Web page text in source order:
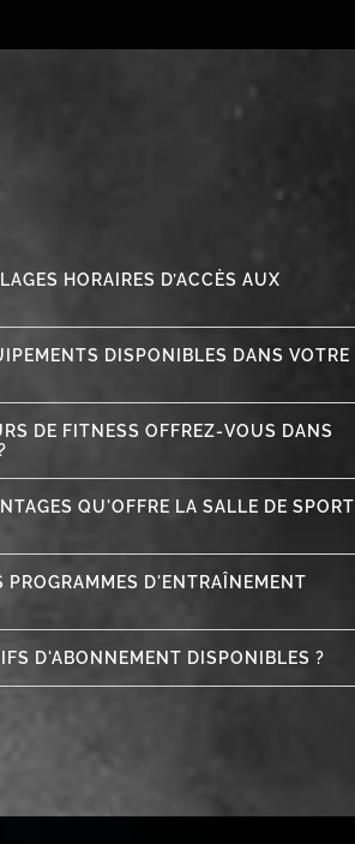
HORAIRES D’ACCÈS AUX
DISPONIBLES DANS VOTRE
DE FITNESS OFFREZ-VOUS DANS
QU'OFFRE LA SALLE DE SPORT
PROGRAMMES D'ENTRAÎNEMENT
D'ABONNEMENT DISPONIBLES ?